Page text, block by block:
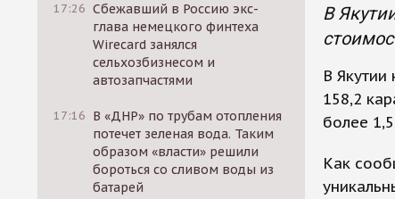
17:26 Сбежавший в Россию экс-
глава немецкого финтеха
Wirecard занялся
сельхозбизнесом и
автозапчастями
17:16 В «ДНР» по трубам отопления
потечет зеленая вода. Таким
образом «власти» решили
бороться со сливом воды из
батарей
В
В
158,2
более
Как